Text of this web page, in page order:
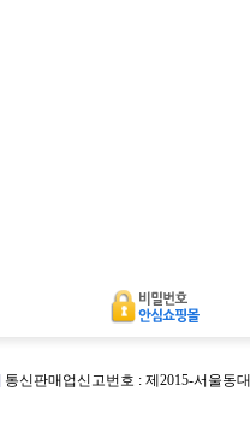
통신판매업신고번호 : 제2015-서울동대